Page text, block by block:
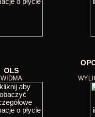
OLS
WIDMA